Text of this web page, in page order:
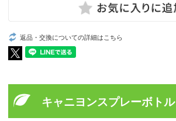
返品・交換についての詳細はこちら
キャニヨンスプレーボトル